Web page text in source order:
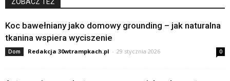
Koc bawełniany jako domowy grounding – jak naturalna
tkanina wspiera wyciszenie
Dom Redakcja 30wtrampkach.pl - 29 stycznia 2026 0